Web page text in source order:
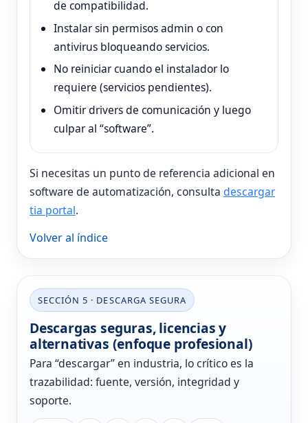
de compatibilidad.
Instalar sin permisos admin o con
antivirus bloqueando servicios.
No reiniciar cuando el instalador lo
requiere (servicios pendientes).
Omitir drivers de comunicación y luego
culpar al “software”.
Si necesitas un punto de referencia adicional en
software de automatización, consulta descargar
tia portal.
Volver al índice
SECCIÓN 5 · DESCARGA SEGURA
Descargas seguras, licencias y
alternativas (enfoque profesional)
Para “descargar” en industria, lo crítico es la
trazabilidad: fuente, versión, integridad y
soporte.